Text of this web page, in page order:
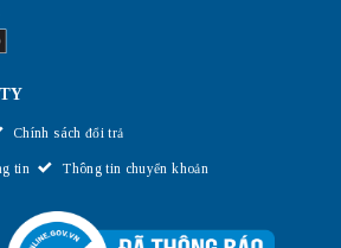
Chính sách đổi trả
tin Thông tin chuyển khoản